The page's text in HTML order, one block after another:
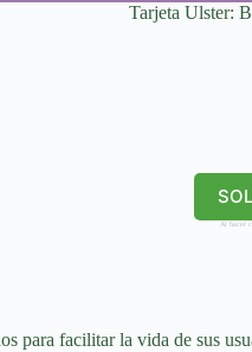
Tarjeta Ulster:
Al hacer
para facilitar la vida de sus